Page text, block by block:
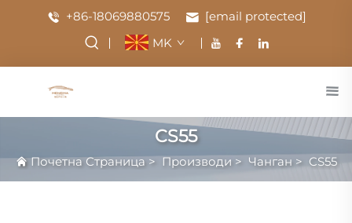
+86-18069880575
[email protected]
MK
CS55
Почетна Страница > Производи > Чанган > CS55